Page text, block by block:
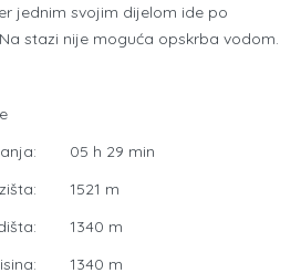
jednim svojim dijelom ide po
stazi nije moguća opskrba vodom.
05 h 29 min
1521 m
1340 m
1340 m